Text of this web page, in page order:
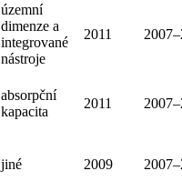
územní
dimenze a
integrované
nástroje
2011
absorpční
kapacita
2011
jiné 2009